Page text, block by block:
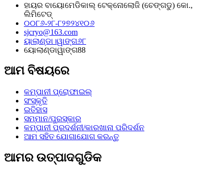
ହାୟର ବାୟୋମେଡିକାଲ୍ ଟେକ୍ନୋଲୋଜି (ଚେଙ୍ଗଡୁ) କୋ.,
ଲିମିଟେଡ୍
୦୦୮୬-୨୮-୮୨୭୨୪୧୦୬
sjcryo@163.com
ୟାଲାଣ୍ଡା।ୱାଙ୍ଗ୬୮
ୟୋଲାଣ୍ଡାୱାଙ୍ଗ88
ଆମ ବିଷୟରେ
କମ୍ପାନୀ ପ୍ରୋଫାଇଲ୍
ସଂସ୍କୃତି
ଇତିହାସ
ସମ୍ମାନ/ପୁରସ୍କାର
କମ୍ପାନୀ ପ୍ରଦର୍ଶନୀ/କାରଖାନା ପରିଦର୍ଶନ
ଆମ ସହିତ ଯୋଗାଯୋଗ କରନ୍ତୁ
ଆମର ଉତ୍ପାଦଗୁଡିକ